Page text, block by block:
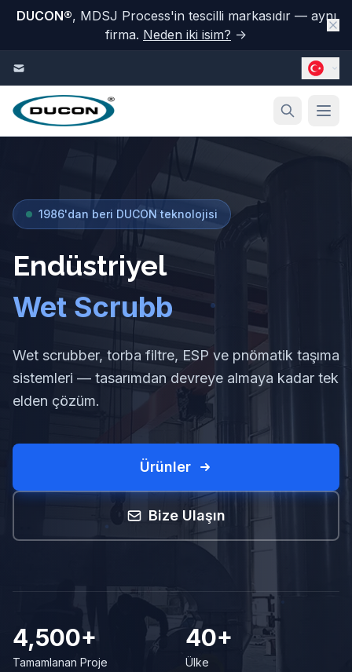
DUCON®, MDSJ Process'in tescilli markasıdır — aynı
firma. Neden iki isim? →
1986'dan beri DUCON teknolojisi
EndüstriyelHava Kirliliği
Wet Scrubber
Sistemleri |
Wet scrubber, torba filtre, ESP ve pnömatik taşıma
sistemleri — tasarımdan devreye almaya kadar tek
Ürünler
Bize Ulaşın